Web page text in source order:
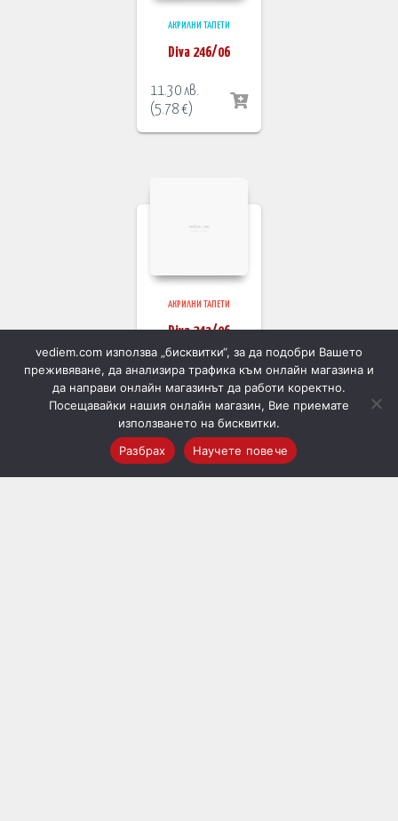
АКРИЛНИ ТАПЕТИ
Diva 246/06
11.30лв.
(5.78€)
АКРИЛНИ ТАПЕТИ
Diva 243/06
11.30лв.
(5.78€)
vediem.com използва „бисквитки“, за да подобри Вашето
преживяване, да анализира трафика към онлайн магазина и
да направи онлайн магазинът да работи коректно.
Посещавайки нашия онлайн магазин, Вие приемате
използването на бисквитки.
Разбрах
Научете повече